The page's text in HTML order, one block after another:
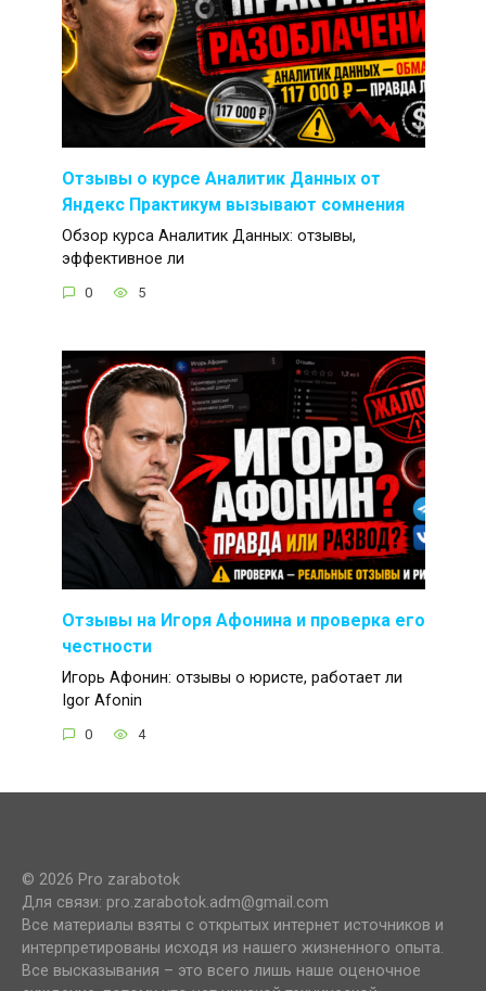
Отзывы о курсе Аналитик Данных от
Яндекс Практикум вызывают сомнения
Обзор курса Аналитик Данных: отзывы,
эффективное ли
0 5
Отзывы на Игоря Афонина и проверка его
честности
Игорь Афонин: отзывы о юристе, работает ли
Igor Afonin
0 4
© 2026 Pro zarabotok
Для связи: pro.zarabotok.adm@gmail.com
Все материалы взяты с открытых интернет источников и
интерпретированы исходя из нашего жизненного опыта.
Все высказывания – это всего лишь наше оценочное